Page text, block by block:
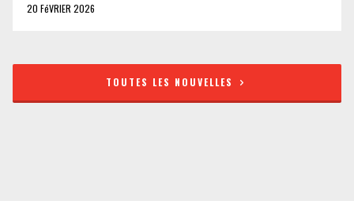
20 FéVRIER 2026
TOUTES LES NOUVELLES